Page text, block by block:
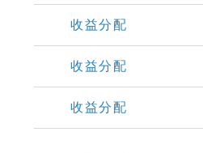
收益分配
收益分配
收益分配